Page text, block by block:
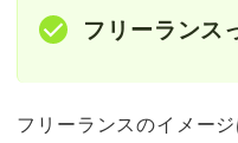
フリーランス
フリーランスのイメー